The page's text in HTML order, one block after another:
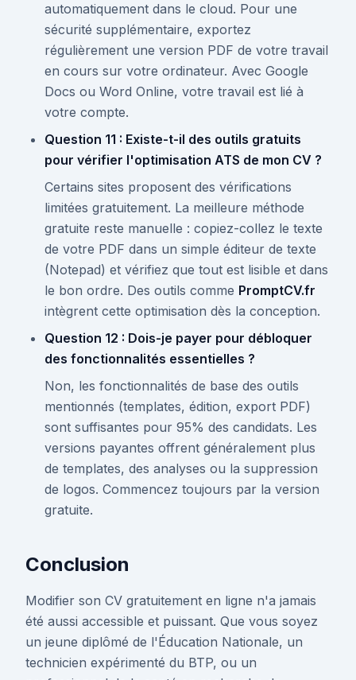
automatiquement dans le cloud. Pour une
sécurité supplémentaire, exportez
régulièrement une version PDF de votre travail
en cours sur votre ordinateur. Avec Google
Docs ou Word Online, votre travail est lié à
votre compte.
Question 11 : Existe-t-il des outils gratuits
pour vérifier l'optimisation ATS de mon CV ?
Certains sites proposent des vérifications
limitées gratuitement. La meilleure méthode
gratuite reste manuelle : copiez-collez le texte
de votre PDF dans un simple éditeur de texte
(Notepad) et vérifiez que tout est lisible et dans
le bon ordre. Des outils comme PromptCV.fr
intègrent cette optimisation dès la conception.
Question 12 : Dois-je payer pour débloquer
des fonctionnalités essentielles ?
Non, les fonctionnalités de base des outils
mentionnés (templates, édition, export PDF)
sont suffisantes pour 95% des candidats. Les
versions payantes offrent généralement plus
de templates, des analyses ou la suppression
de logos. Commencez toujours par la version
gratuite.
Conclusion
Modifier son CV gratuitement en ligne n'a jamais
été aussi accessible et puissant. Que vous soyez
un jeune diplômé de l'Éducation Nationale, un
technicien expérimenté du BTP, ou un